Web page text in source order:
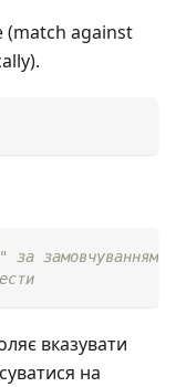
(match against
замовчуванням
вказувати
на